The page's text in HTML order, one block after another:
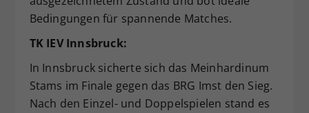
Bedingungen für spannende Matches.
TK IEV Innsbruck:
In Innsbruck sicherte sich das Meinhardinum
Stams im Finale gegen das BRG Imst den Sieg.
Nach den Einzel- und Doppelspielen stand es